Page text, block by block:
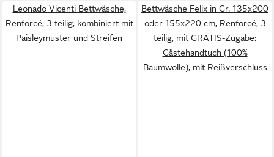
Leonado Vicenti Bettwäsche,
Renforcé, 3 teilig, kombiniert mit
Paisleymuster und Streifen
Bettwäsche Felix in Gr. 135x200
oder 155x220 cm, Renforcé, 3
teilig, mit GRATIS-Zugabe:
Gästehandtuch (100%
Baumwolle), mit Reißverschluss